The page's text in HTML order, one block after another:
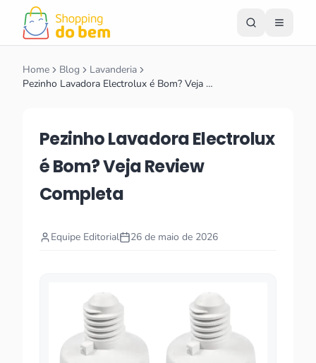
Home Blog
Lavanderia
Pezinho Lavadora Electrolux é Bom? Veja …
Pezinho Lavadora Electrolux
é Bom? Veja Review
Completa
Equipe Editorial 26 de maio de 2026